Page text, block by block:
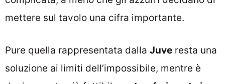
mettere sul tavolo una cifra importante.
Pure quella rappresentata dalla Juve resta una
soluzione ai limiti dell’impossibile, mentre è